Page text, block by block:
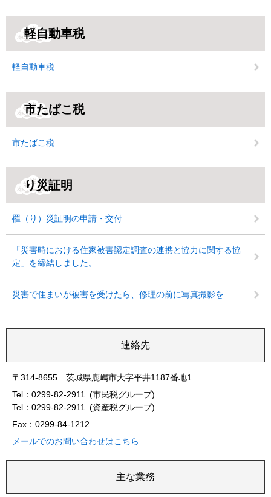
軽自動車税
軽自動車税
市たばこ税
市たばこ税
り災証明
罹（り）災証明の申請・交付
「災害時における住家被害認定調査の連携と協力に関する協
定」を締結しました。
災害で住まいが被害を受けたら、修理の前に写真撮影を
連絡先
〒314-8655 茨城県鹿嶋市大字平井1187番地1
Tel：0299-82-2911
市民税グループ
Tel：0299-82-2911
資産税グループ
Fax：0299-84-1212
メールでのお問い合わせはこちら
主な業務